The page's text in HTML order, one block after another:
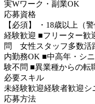
実Wワーク・副業OK
応募資格
【必須】 ・18歳以上
経験歓迎 ■フリーター歓
問 女性スタッフ多数活
内勤務OK ■中高年・シ
験不問 ■異業種からの転
必要スキル
未経験歓迎経験者歓迎 シ
応募方法